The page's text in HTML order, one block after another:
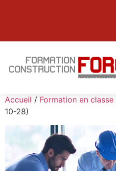
Accueil / Formation en classe
10-28)